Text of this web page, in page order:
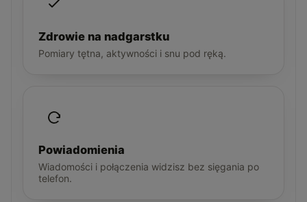
Zdrowie na nadgarstku
Pomiary tętna, aktywności i snu pod ręką.
Powiadomienia
Wiadomości i połączenia widzisz bez sięgania po
telefon.